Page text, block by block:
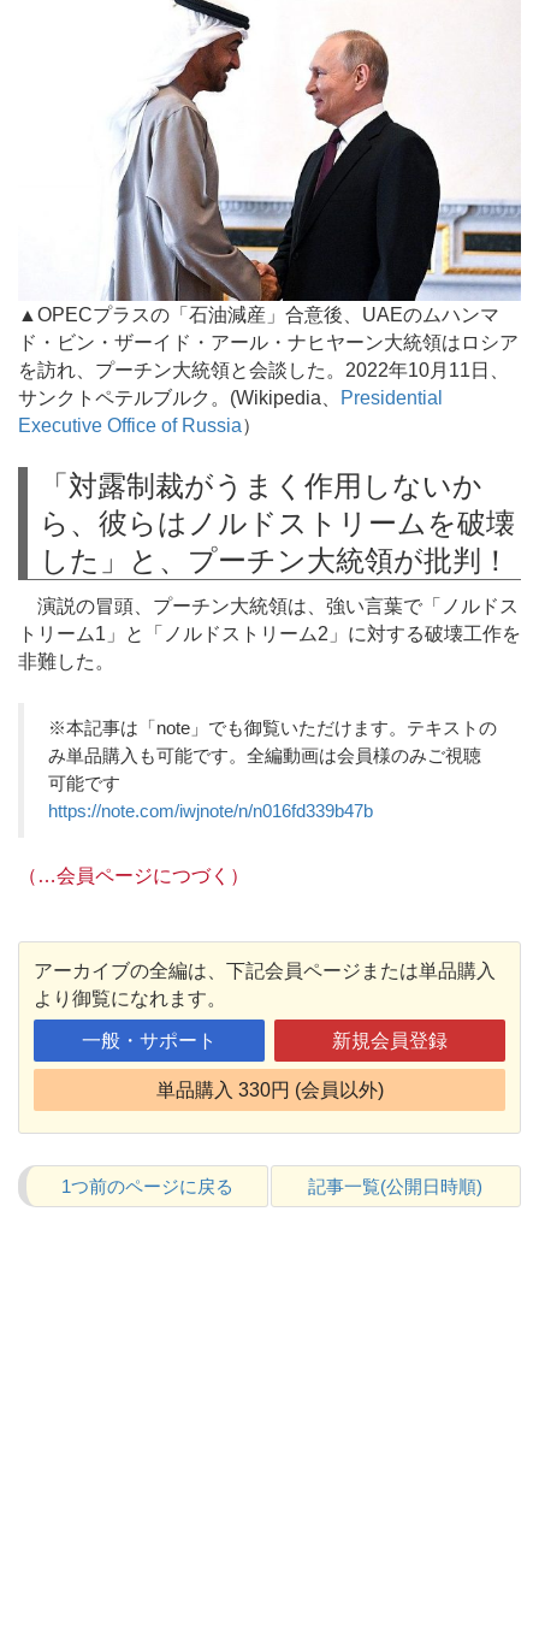
▲OPECプラスの「石油減産」合意後、UAEのムハンマ
ド・ビン・ザーイド・アール・ナヒヤーン大統領はロシア
を訪れ、プーチン大統領と会談した。2022年10月11日、
サンクトペテルブルク。(Wikipedia、
Presidential
Executive Office of Russia）
「対露制裁がうまく作用しないか
ら、彼らはノルドストリームを破壊
した」と、プーチン大統領が批判！
演説の冒頭、プーチン大統領は、強い言葉で「ノルドス
トリーム1」と「ノルドストリーム2」に対する破壊工作を
非難した。
※本記事は「note」でも御覧いただけます。テキストの
み単品購入も可能です。全編動画は会員様のみご視聴
可能です
https://note.com/iwjnote/n/n016fd339b47b
（…会員ページにつづく）
アーカイブの全編は、下記会員ページまたは単品購入
より御覧になれます。
一般・サポート 新規会員登録
単品購入 330円 (会員以外)
1つ前のページに戻る 記事一覧(公開日時順)